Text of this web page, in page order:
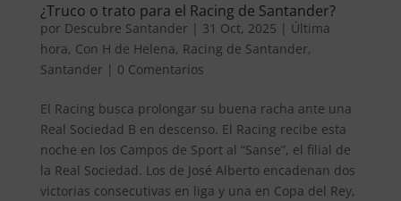
¿Truco o trato para el Racing de Santander?
por Descubre Santander | 31 Oct, 2025 | Última
hora, Con H de Helena, Racing de Santander,
Santander | 0 Comentarios
El Racing busca prolongar su buena racha ante una
Real Sociedad B en descenso. El Racing recibe esta
noche en los Campos de Sport al “Sanse”, el filial de
la Real Sociedad. Los de José Alberto encadenan dos
victorias consecutivas en liga y una en Copa del Rey,